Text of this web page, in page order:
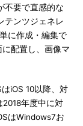
不要で直感的な
テンツジェネレ
に作成・編集で
配置し、画像マ
iOS 10以降、対
年度中に対
はWindows7お